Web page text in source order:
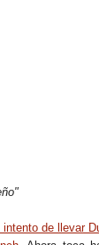
intento de llevar